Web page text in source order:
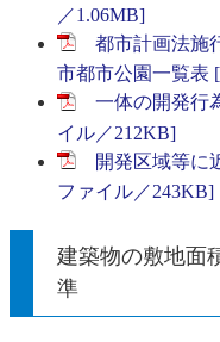
／1.06MB]
都市計画法施
市都市公園一覧表
一体の開発行
イル／212KB]
開発区域等に
ファイル／243KB]
建築物の敷地面
準